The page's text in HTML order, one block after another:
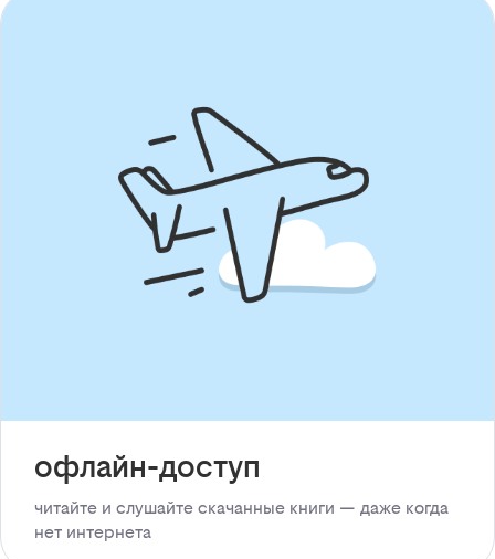
офлайн-доступ
читайте и слушайте скачанные книги — даже когда
нет интернета